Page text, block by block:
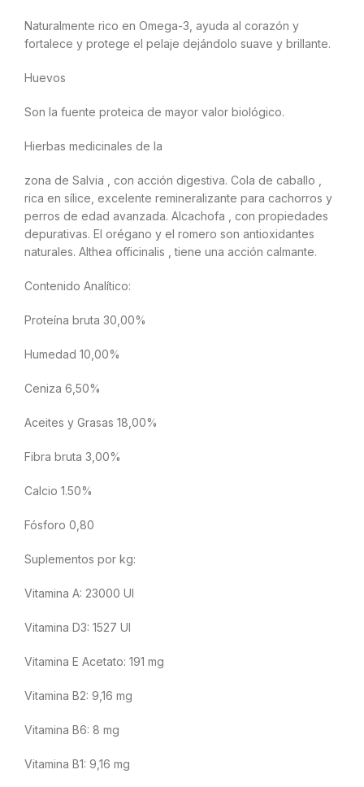
Naturalmente rico en Omega-3, ayuda al corazón y
fortalece y protege el pelaje dejándolo suave y brillante.
Huevos
Son la fuente proteica de mayor valor biológico.
Hierbas medicinales de la
zona de Salvia , con acción digestiva. Cola de caballo ,
rica en sílice, excelente remineralizante para cachorros y
perros de edad avanzada. Alcachofa , con propiedades
depurativas. El orégano y el romero son antioxidantes
naturales. Althea officinalis , tiene una acción calmante.
Contenido Analítico:
Proteína bruta 30,00%
Humedad 10,00%
Ceniza 6,50%
Aceites y Grasas 18,00%
Fibra bruta 3,00%
Calcio 1.50%
Fósforo 0,80
Suplementos por kg:
Vitamina A: 23000 UI
Vitamina D3: 1527 UI
Vitamina E Acetato: 191 mg
Vitamina B2: 9,16 mg
Vitamina B6: 8 mg
Vitamina B1: 9,16 mg